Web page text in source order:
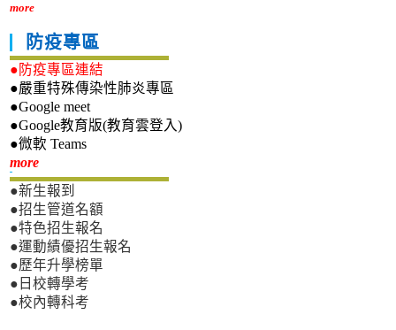
more
防疫專區
●防疫專區連結
●嚴重特殊傳染性肺炎專區
●Google meet
●Google教育版(教育雲登入)
●微軟 Teams
more新生專區
●新生報到
●招生管道名額
●特色招生報名
●運動績優招生報名
●歷年升學榜單
●日校轉學考
●校內轉科考